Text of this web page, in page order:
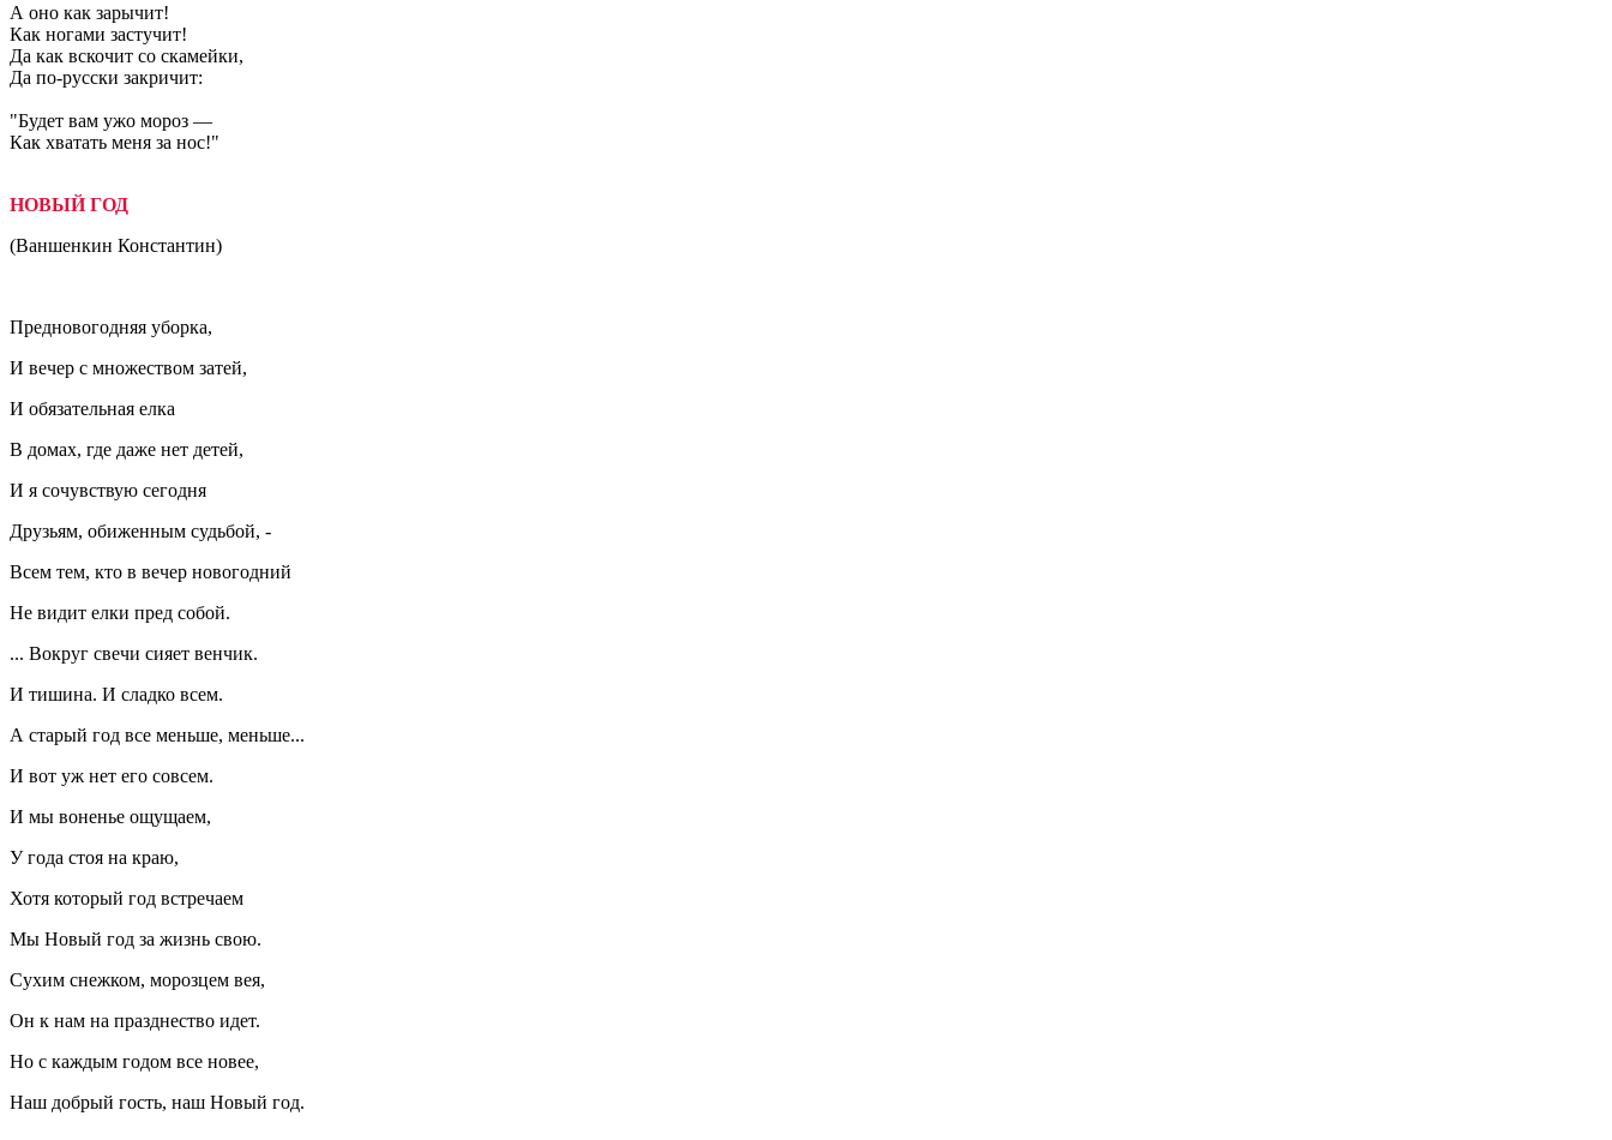
А оно как зарычит!
Как ногами застучит!
Да как вскочит со скамейки,
Да по-русски закричит:
"Будет вам ужо мороз —
Как хватать меня за нос!"
НОВЫЙ ГОД
(Ваншенкин Константин)
Предновогодняя уборка,
И вечер с множеством затей,
И обязательная елка
В домах, где даже нет детей,
И я сочувствую сегодня
Друзьям, обиженным судьбой, -
Всем тем, кто в вечер новогодний
Не видит елки пред собой.
... Вокруг свечи сияет венчик.
И тишина. И сладко всем.
А старый год все меньше, меньше...
И вот уж нет его совсем.
И мы воненье ощущаем,
У года стоя на краю,
Хотя который год встречаем
Мы Новый год за жизнь свою.
Сухим снежком, морозцем вея,
Он к нам на празднество идет.
Но с каждым годом все новее,
Наш добрый гость, наш Новый год.